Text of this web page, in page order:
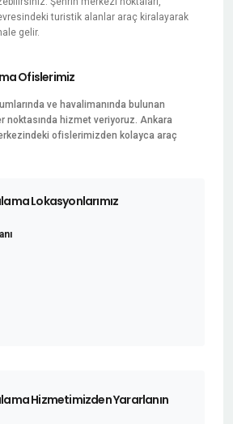
turistik alanlar araç kiralayarak
gelir.
Ofislerimiz
ve havalimanında bulunan
noktasında hizmet veriyoruz. Ankara
ofislerimizden kolayca araç
Lokasyonlarımız
Hizmetimizden Yararlanın